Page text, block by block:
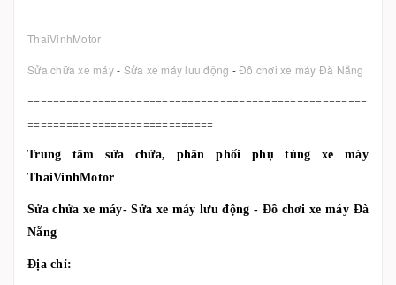
ThaiVinhMotor
Sửa chữa xe máy- Sửa xe máy lưu động -Đồ chơi xe máy Đà Nẵng
=====================================================
=============================
Trung tâm sửa chửa, phân phối phụ tùng xe máy
ThaiVinhMotor
Sửa chửa xe máy- Sửa xe máy lưu động - Đồ chơi xe máy Đà
Nẵng
Địa chỉ: